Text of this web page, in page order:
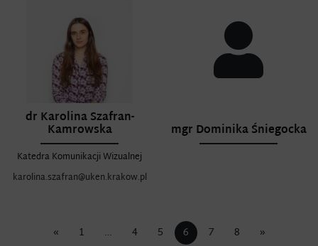
dr Karolina Szafran-
Kamrowska
Katedra Komunikacji Wizualnej
karolina.szafran@uken.krakow.pl
mgr Dominika Śniegocka
« 1 … 4 5 6 7 8 »